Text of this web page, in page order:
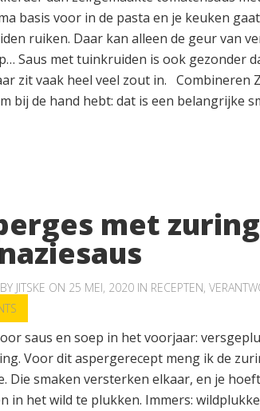
basis voor in de pasta en je keuken
ruiken. Daar kan alleen de geur van
Saus met tuinkruiden is ook gezonder
zit vaak heel veel zout in. Combineren
bij de hand hebt: dat is een belangrijke
met
JITSKE ON 25 MEI, 2020 IN RECEPTEN,
saus en soep in het voorjaar:
Voor dit aspergerecept meng ik de
Die smaken versterken elkaar, en je
in het wild te plukken. Immers: